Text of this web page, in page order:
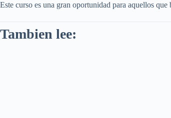
Este curso es una gran oportunidad para aquellos
Tambien lee: